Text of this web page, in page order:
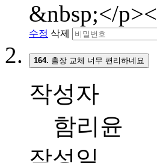
&nbsp;</
수정 삭제
164. 출장 교체 너무 편리하네요
작성자
함리윤